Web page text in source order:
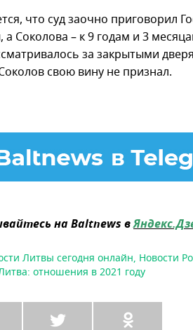
что суд заочно приговорил
а Соколова – к 9 годам и 3
за закрытыми
свою вину не признал.
на Baltnews в
Литвы сегодня онлайн, Новости
отношения в 2021 году